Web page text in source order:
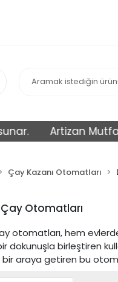
Artizan
Çay Kazanı Otomatları
Otomatları
otomatları, hem
dokunuşla birleştiren
bir araya getiren bu